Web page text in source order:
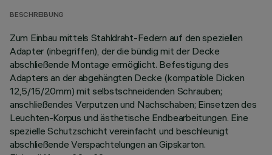
BESCHREIBUNG
Zum Einbau mittels Stahldraht-Federn auf den speziellen
Adapter (inbegriffen), der die bündig mit der Decke
abschließende Montage ermöglicht. Befestigung des
Adapters an der abgehängten Decke (kompatible Dicken
12,5/15/20mm) mit selbstschneidenden Schrauben;
anschließendes Verputzen und Nachschaben; Einsetzen des
Leuchten-Korpus und ästhetische Endbearbeitungen. Eine
spezielle Schutzschicht vereinfacht und beschleunigt
abschließende Verspachtelungen an Gipskarton.